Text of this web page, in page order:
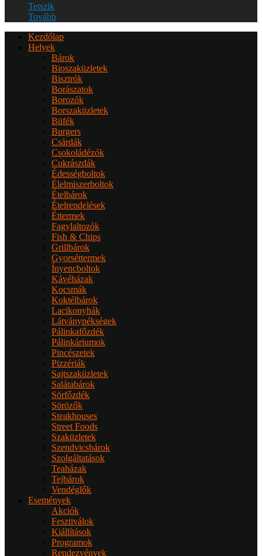
Tetszik
Tovább
Kezdőlap
Helyek
Bárok
Bioszaküzletek
Bisztrók
Borászatok
Borozók
Borszaküzletek
Büfék
Burgers
Csárdák
Csokoládézók
Cukrászdák
Édességboltok
Élelmiszerboltok
Ételbárok
Ételrendelések
Éttermek
Fagylaltozók
Fish & Chips
Grillbárok
Gyorséttermek
Ínyencboltok
Kávéházak
Kocsmák
Koktélbárok
Lacikonyhák
Látványpékségek
Pálinkafőzdék
Pálinkáriumok
Pincészetek
Pizzériák
Sajtszaküzletek
Salátabárok
Sörfőzdék
Sörözők
Steakhouses
Street Foods
Szaküzletek
Szendvicsbárok
Szolgáltatások
Teaházak
Tejbárok
Vendéglők
Események
Akciók
Fesztiválok
Kiállítások
Programok
Rendezvények